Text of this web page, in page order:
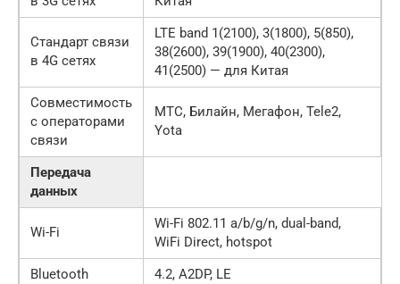
Стандарт связи
в 4G сетях
LTE band 1(2100), 3(1800), 5(850),
38(2600), 39(1900), 40(2300),
41(2500) — для Китая
Совместимость
с операторами
связи
МТС, Билайн, Мегафон, Tele2,
Yota
Передача
данных
Wi-Fi
Wi-Fi 802.11 а/b/g/n, dual-band,
WiFi Direct, hotspot
Bluetooth
4.2, A2DP, LE